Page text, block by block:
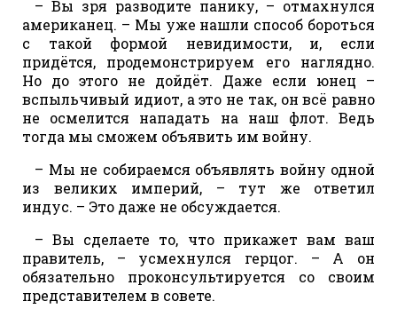
– Вы зря разводите панику, – отмахнулся
американец. – Мы уже нашли способ бороться
с такой формой невидимости, и, если
придётся, продемонстрируем его наглядно.
Но до этого не дойдёт. Даже если юнец –
вспыльчивый идиот, а это не так, он всё равно
не осмелится нападать на наш флот. Ведь
тогда мы сможем объявить им войну.
– Мы не собираемся объявлять войну одной
из великих империй, – тут же ответил
индус. – Это даже не обсуждается.
– Вы сделаете то, что прикажет вам ваш
правитель, – усмехнулся герцог. – А он
обязательно проконсультируется со своим
представителем в совете.